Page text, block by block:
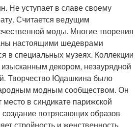
Не уступает в славе своему
Считается ведущим
моды. Многие творения
настоящими шедеврами
в специальных музеях. Коллекции
декором, незаурядной
Творчество Юдашкина было
модным сообществом. Он
место в синдикате парижской
потрясающих образов